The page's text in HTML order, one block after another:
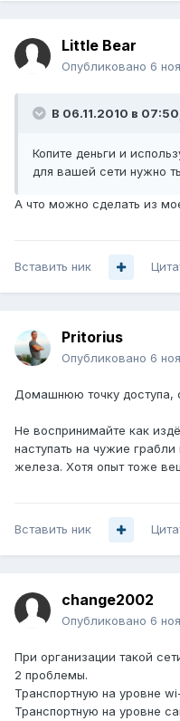
Little Bear
Опубликовано 6
В 06.11.2010 в
Копите деньги и
для вашей сети нужно
А что можно сделать из
Вставить ник
Pritorius
Опубликовано 6
Домашнюю точку доступа,
Не воспринимайте как
наступать на чужие
железа. Хотя опыт тоже
Вставить ник
change2002
Опубликовано 6
При организации такой
2 проблемы.
Транспортную на уровне
Транспортную на уровне